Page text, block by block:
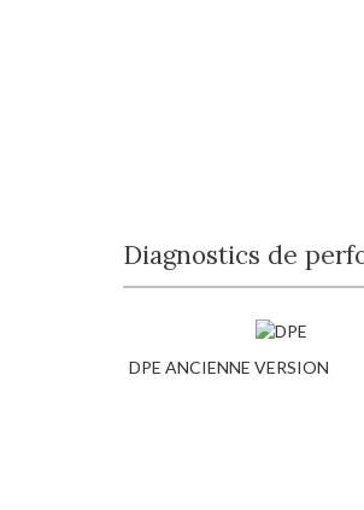
Diagnostics de
DPE ANCIENNE VERSION